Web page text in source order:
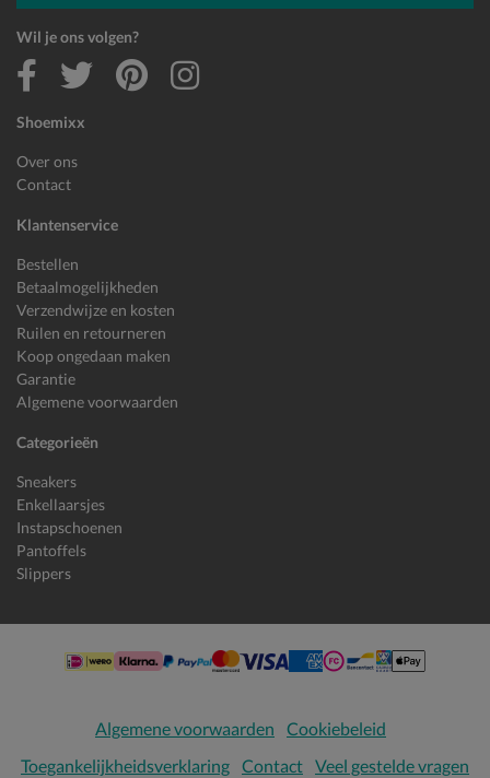
Shoemixx
Over ons
Contact
Klantenservice
Bestellen
Betaalmogelijkheden
Verzendwijze en kosten
Ruilen en retourneren
Koop ongedaan maken
Garantie
Algemene voorwaarden
Categorieën
Sneakers
Enkellaarsjes
Instapschoenen
Pantoffels
Slippers
Wil je ons volgen?
Algemene voorwaarden
Cookiebeleid
Toegankelijkheidsverklaring Contact Veel gestelde vragen